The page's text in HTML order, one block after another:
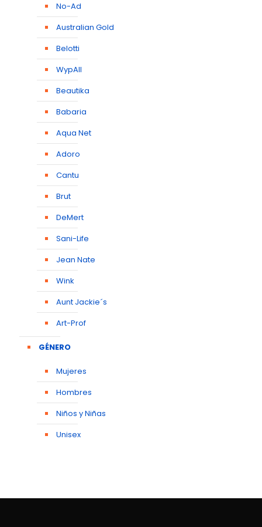
No-Ad
Australian Gold
Belotti
WypAll
Beautika
Babaria
Aqua Net
Adoro
Cantu
Brut
DeMert
Sani-Life
Jean Nate
Wink
Aunt Jackie´s
Art-Prof
GÉNERO
Mujeres
Hombres
Niños y Niñas
Unisex